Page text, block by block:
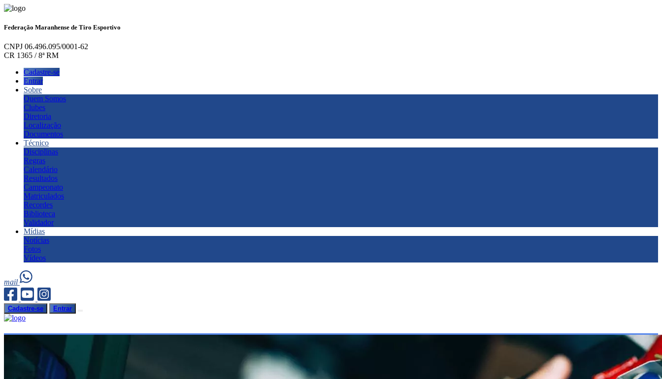
Federação Maranhense de Tiro Esportivo
CNPJ 06.496.095/0001-62
CR 1365 / 8ª RM
Cadastre-se
Entrar
Sobre
Quem Somos
Clubes
Diretoria
Localização
Documentos
Técnico
Disciplinas
Regras
Calendário
Resultados
Campeonato
Matriculados
Recordes
Biblioteca
Validador
Mídias
Notícias
Fotos
Vídeos
mail
Cadastre-se Entrar